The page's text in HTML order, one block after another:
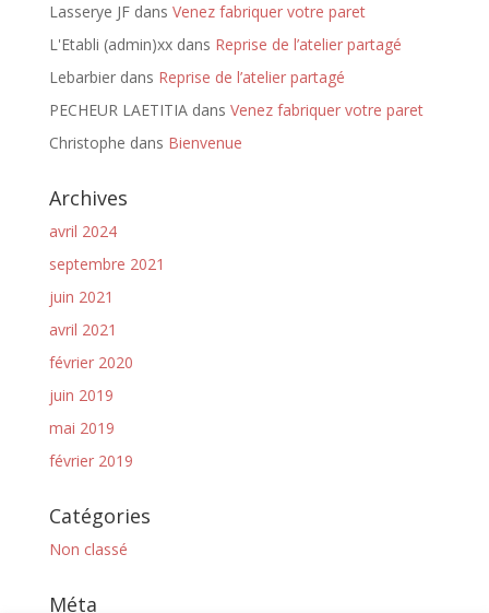
Lasserye JFdans Venez fabriquer votre paret
L'Etabli (admin)xxdans Reprise de l’atelier partagé
Lebarbierdans Reprise de l’atelier partagé
PECHEUR LAETITIAdans Venez fabriquer votre paret
Christophe dans Bienvenue
Archives
avril 2024
septembre 2021
juin 2021
avril 2021
février 2020
juin 2019
mai 2019
février 2019
Catégories
Non classé
Méta